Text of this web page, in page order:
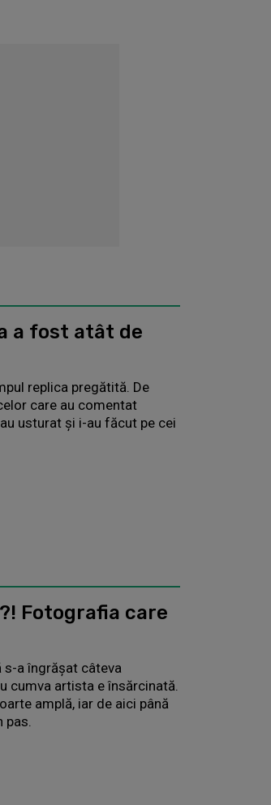
a fost atât de
replica pregătită. De
care au comentat
usturat și i-au făcut pe cei
Fotografia care
s-a îngrășat câteva
cumva artista e însărcinată.
amplă, iar de aici până